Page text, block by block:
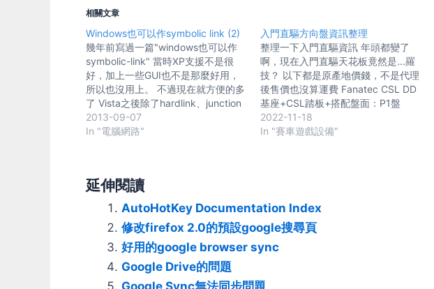
相關文章
Windows也可以作symbolic link (2)
幾年前寫過一篇"windows也可以作
symbolic-link" 當時XP支援不是很
好，加上一些GUI也不是那麼好用，
所以也沒用上。 不過現在就方便的多
了 Vista之後除了hardlink、junction
之外，又支援了softlink 然後又有
Link Shell Extension (LSE) 這種方便
大，不過算是可以用了啦。 Softlink
產生原始檔的連結，類似linux的
Symbolic link。刪連結不影響原檔，
原檔搬移時連結會找不到。 Hardlink
產生原始檔的分身，但只佔用一份檔
案空間。要把所有分身都刪掉才完全
刪除。 Junction 類似softlink，但只
能用於目錄。 這三種各有不同特性：
2013-09-07
In "電腦網路"
入門直驅方向盤資訊整理
整理一下入門直驅資訊 年頭都變了
啊，現在入門直驅天花板竟然是...羅
技？ 以下都是原產地價錢，不是代理
後售價也沒算運費 Fanatec CSL DD
基座+CSL踏板+搭配盤面：P1盤
=24,032twd / BMW盤=28,052twd
5nm可以輕鬆改8nm，方向盤如果換
效果不會差太多 或是直接買DD
pro，但DD pro貴得多盤又醜 整合性
好、相容性好 扭力有些虛標、沒代理
運費貴、有些品質問題、送修麻煩要
注意人品 羅技 G Pro： 42,009twd
能模擬G29系列，一下跳太多了 光想
2022-11-18
In "賽車遊戲設備"
延伸閱讀
AutoHotKey Documentation Index
修改firefox 2.0的預設google搜尋頁
好用的google browser sync
Google Drive的問題